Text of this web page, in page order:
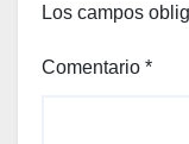
Los campos
Comentario *